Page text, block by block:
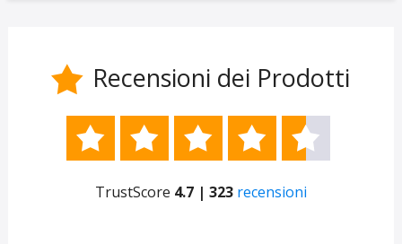
 Recensioni dei Prodotti
    
TrustScore 4.7 | 323 recensioni